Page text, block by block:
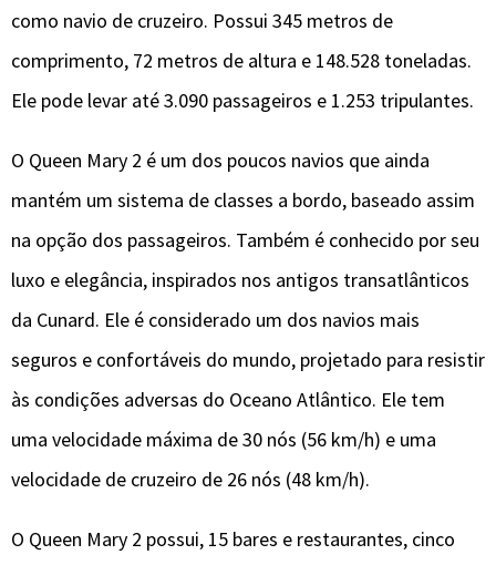
como navio de cruzeiro. Possui 345 metros de
comprimento, 72 metros de altura e 148.528 toneladas.
Ele pode levar até 3.090 passageiros e 1.253 tripulantes.
O Queen Mary 2 é um dos poucos navios que ainda
mantém um sistema de classes a bordo, baseado assim
na opção dos passageiros. Também é conhecido por seu
luxo e elegância, inspirados nos antigos transatlânticos
da Cunard. Ele é considerado um dos navios mais
seguros e confortáveis do mundo, projetado para resistir
às condições adversas do Oceano Atlântico. Ele tem
uma velocidade máxima de 30 nós (56 km/h) e uma
velocidade de cruzeiro de 26 nós (48 km/h).
O Queen Mary 2 possui, 15 bares e restaurantes, cinco